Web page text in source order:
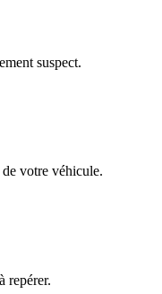
suspect.
votre véhicule.
repérer.